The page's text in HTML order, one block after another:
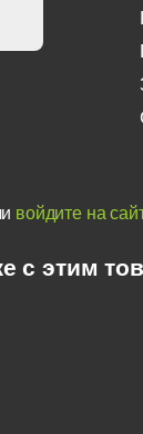
войдите на
с этим